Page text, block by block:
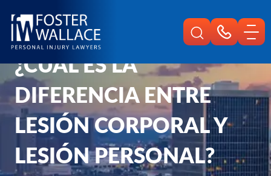
Preguntas Frecuentes
¿CUÁL ES LA
DIFERENCIA ENTRE
LESIÓN CORPORAL Y
LESIÓN PERSONAL?